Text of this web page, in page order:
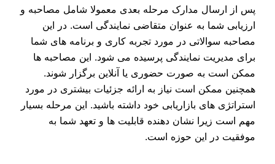
پس از ارسال مدارک مرحله بعدی معمولا شامل مصاحبه و
ارزیابی شما به عنوان متقاضی نمایندگی است. در این
مصاحبه سوالاتی در مورد تجربه کاری و برنامه‌ های شما
برای مدیریت نمایندگی پرسیده می‌ شود. این مصاحبه‌ ها
ممکن است به صورت حضوری یا آنلاین برگزار شوند.
همچنین ممکن است نیاز به ارائه جزئیات بیشتری در مورد
استراتژی‌ های بازاریابی خود داشته باشید. این مرحله بسیار
مهم است زیرا نشان‌ دهنده قابلیت‌ ها و تعهد شما به
موفقیت در این حوزه است.